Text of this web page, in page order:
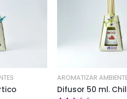
AROMATIZAR
Difusor 50 ml.